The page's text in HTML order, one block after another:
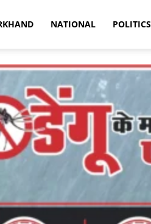
NATIONAL POLITICS